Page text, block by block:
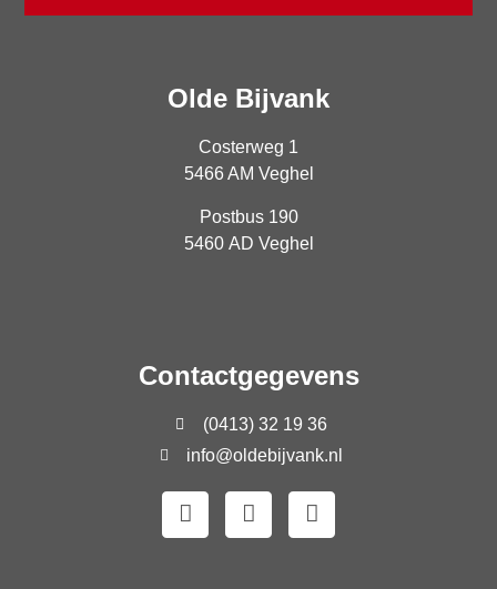
Olde Bijvank
Costerweg 1
5466 AM Veghel
Postbus 190
5460 AD Veghel
Contactgegevens
(0413) 32 19 36
info@oldebijvank.nl